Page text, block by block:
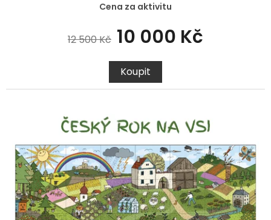
Cena za aktivitu
12 500 Kč 10 000 Kč
Koupit